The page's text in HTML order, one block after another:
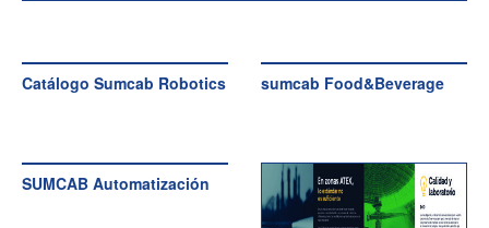
Catálogo Sumcab Robotics sumcab Food&Beverage
SUMCAB Automatización